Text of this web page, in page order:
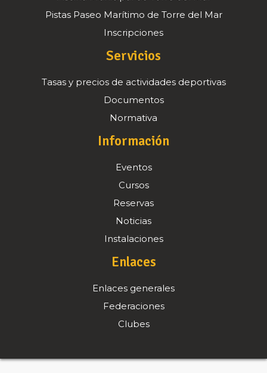
Pistas Paseo Marítimo de Torre del Mar
Inscripciones
Servicios
Tasas y precios de actividades deportivas
Documentos
Normativa
Información
Eventos
Cursos
Reservas
Noticias
Instalaciones
Enlaces
Enlaces generales
Federaciones
Clubes